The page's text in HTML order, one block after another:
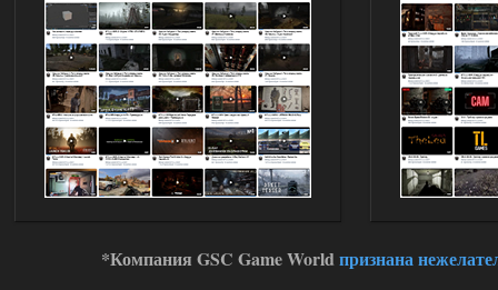
*Компания GSC Game Worldпризнана